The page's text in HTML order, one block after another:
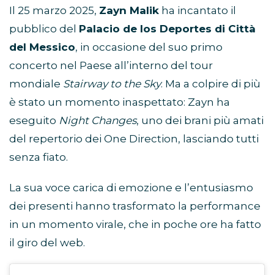
Il 25 marzo 2025, Zayn Malik ha incantato il
pubblico del Palacio de los Deportes di Città
del Messico, in occasione del suo primo
concerto nel Paese all’interno del tour
mondiale Stairway to the Sky. Ma a colpire di più
è stato un momento inaspettato: Zayn ha
eseguito Night Changes, uno dei brani più amati
del repertorio dei One Direction, lasciando tutti
senza fiato.
La sua voce carica di emozione e l’entusiasmo
dei presenti hanno trasformato la performance
in un momento virale, che in poche ore ha fatto
il giro del web.